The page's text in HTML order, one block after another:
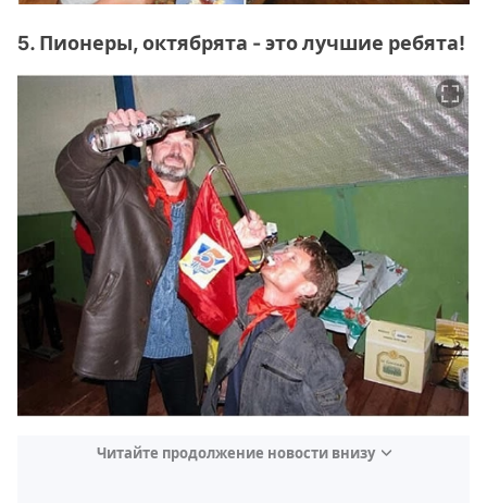
5. Пионеры, октябрята - это лучшие ребята!
Читайте продолжение новости внизу